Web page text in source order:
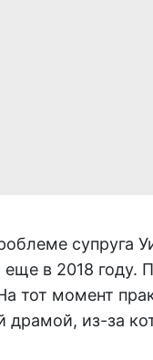
супруга
в 2018 году.
тот момент
драмой, из-за